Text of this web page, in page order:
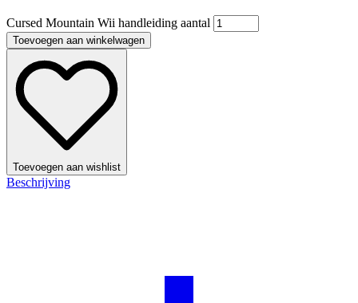
Cursed Mountain Wii handleiding aantal
Toevoegen aan winkelwagen
Toevoegen aan wishlist
Beschrijving